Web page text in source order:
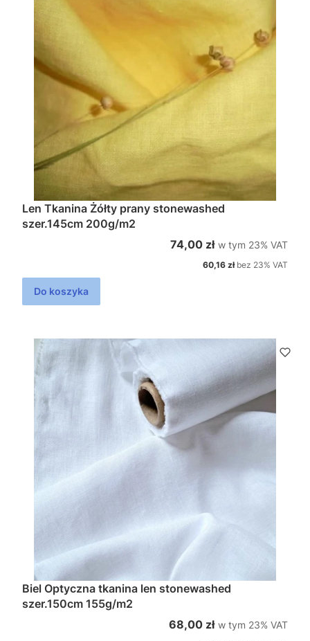
Len Tkanina Żółty prany stonewashed
szer.145cm 200g/m2
Cena brutto
74,00 zł w tym %s VAT
w tym 23% VAT
Cena netto
60,16 zł bez 23% VAT
Do koszyka
Biel Optyczna tkanina len stonewashed
szer.150cm 155g/m2
Cena brutto
68,00 zł w tym %s VAT
w tym 23% VAT